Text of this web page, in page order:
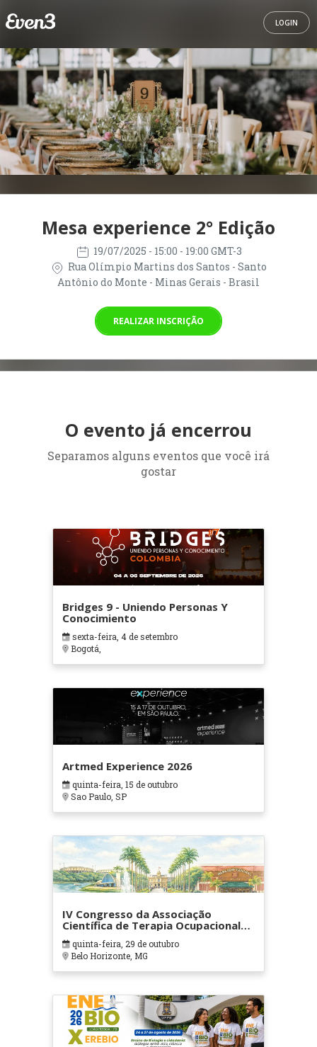
LOGIN
Mesa experience 2° Edição
19/07/2025 - 15:00 - 19:00 GMT-3
Rua Olímpio Martins dos Santos - Santo
Antônio do Monte - Minas Gerais - Brasil
REALIZAR INSCRIÇÃO
O evento já encerrou
Separamos alguns eventos que você irá
gostar
Bridges 9 - Uniendo Personas Y
Conocimiento
sexta-feira, 4 de setembro
Bogotá,
Artmed Experience 2026
quinta-feira, 15 de outubro
Sao Paulo, SP
IV Congresso da Associação
Científica de Terapia Ocupacional
em Contextos Hospitalares e
Cuidados Paliativos - ATOHOSP
quinta-feira, 29 de outubro
Belo Horizonte, MG